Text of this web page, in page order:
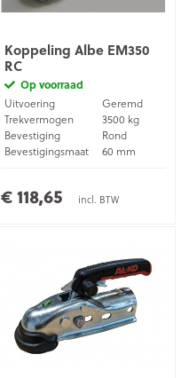
Koppeling Albe EM350
RC
Op voorraad
Uitvoering
Geremd
Trekvermogen
3500 kg
Bevestiging
Rond
Bevestigingsmaat
60 mm
€ 118,65 incl. BTW